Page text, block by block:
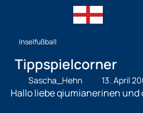
Inselfußball
Tippspielcorner
Sascha_Hehn 13. April
Hallo liebe qiumianerinen und